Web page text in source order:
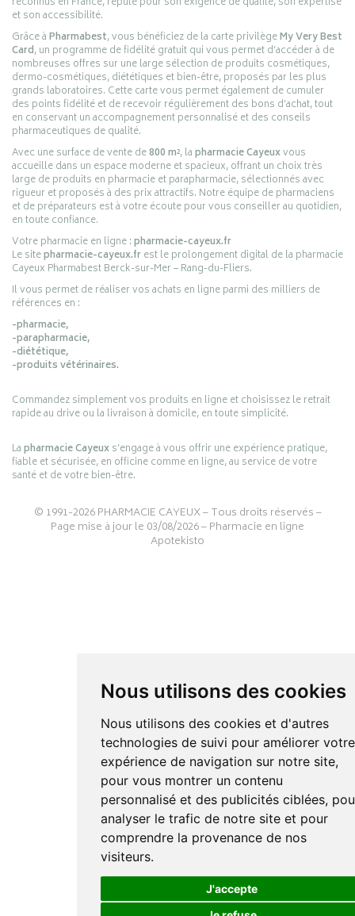
Nous utilisons des cookies
Nous utilisons des cookies et d'autres
technologies de suivi pour améliorer votre
expérience de navigation sur notre site,
pour vous montrer un contenu
personnalisé et des publicités ciblées,
analyser le trafic de notre site et pour
comprendre la provenance de nos
visiteurs.
J'accepte
et son accessibilité.
Grâce àPharmabest, vous bénéficiez de la carte privilègeMy Very Best
Card, un programme de fidélité gratuit qui vous permet d’accéder à de
nombreuses offres sur une large sélection de produits cosmétiques,
dermo-cosmétiques, diététiques et bien-être, proposés par les plus
grands laboratoires. Cette carte vous permet également de cumuler
des points fidélité et de recevoir régulièrement des bons d’achat, tout
en conservant un accompagnement personnalisé et des conseils
pharmaceutiques de qualité.
Avec une surface de vente de800 m², lapharmacie Cayeuxvous
accueille dans un espace moderne et spacieux, offrant un choix très
large de produits en pharmacie et parapharmacie, sélectionnés avec
rigueur et proposés à des prix attractifs. Notre équipe de pharmaciens
et de préparateurs est à votre écoute pour vous conseiller au quotidien,
en toute confiance.
Votre pharmacie en ligne :pharmacie-cayeux.fr
Le sitepharmacie-cayeux.frest le prolongement digital de la pharmacie
Cayeux Pharmabest Berck-sur-Mer – Rang-du-Fliers.
Il vous permet de réaliser vos achats en ligne parmi des milliers de
références en :
-pharmacie,
-parapharmacie,
-diététique,
-produits vétérinaires.
Commandez simplement vos produits en ligne et choisissez le retrait
rapide au drive ou la livraison à domicile, en toute simplicité.
Lapharmacie Cayeuxs’engage à vous offrir une expérience pratique,
fiable et sécurisée, en officine comme en ligne, au service de votre
santé et de votre bien-être.
© 1991-2026PHARMACIE CAYEUX– Tous droits réservés –
Page mise à jour le 03/08/2026 –Pharmacie en ligne
Apotekisto